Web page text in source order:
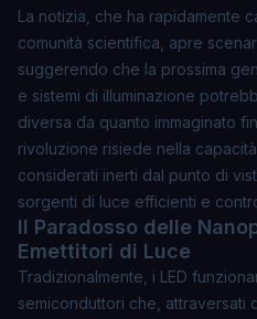
La notizia, che ha rapidamente
comunità scientifica, apre
suggerendo che la prossima
e sistemi di illuminazione
diversa da quanto immaginato
rivoluzione risiede nella
considerati inerti dal punto di
sorgenti di luce efficienti e
Il Paradosso delle
Emettitori di Luce
Tradizionalmente, i LED
semiconduttori che, attraversati